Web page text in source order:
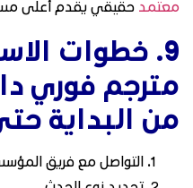
معتمد حقيقي يقدم أعلى
9. خطوات
مترجم فوري
من البداية
التواصل مع فريق